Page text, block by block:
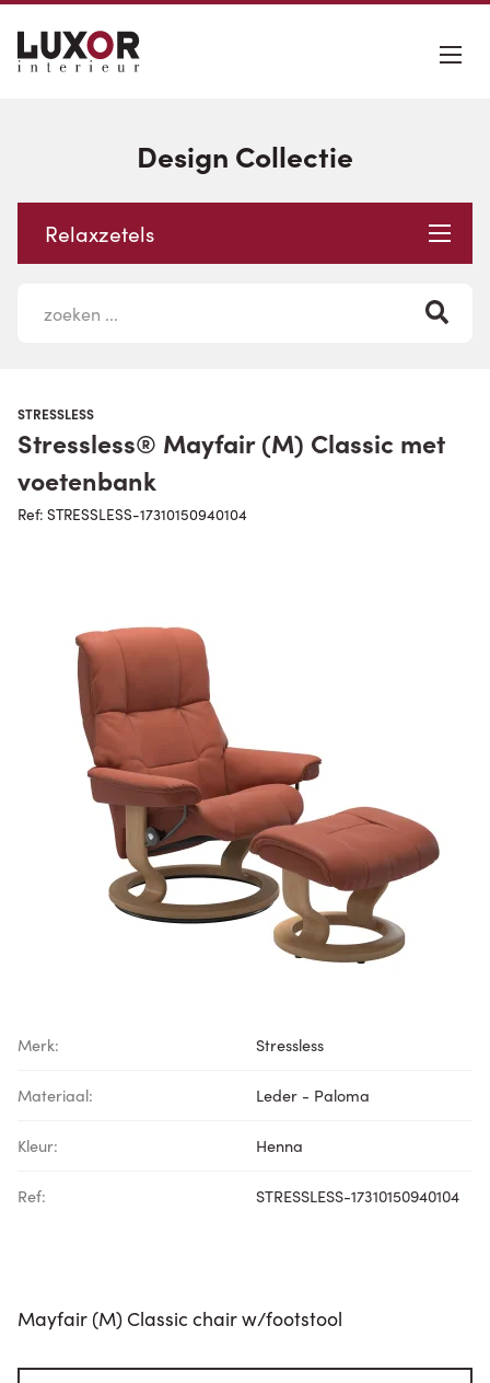
Design Collectie
Relaxzetels
STRESSLESS
Stressless® Mayfair (M) Classic met
voetenbank
Ref: STRESSLESS-17310150940104
Merk: Stressless
Materiaal: Leder - Paloma
Kleur: Henna
Ref: STRESSLESS-17310150940104
Mayfair (M) Classic chair w/footstool